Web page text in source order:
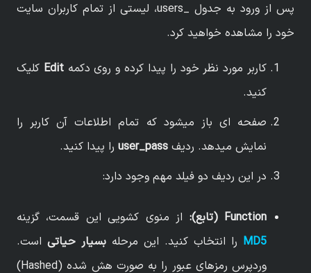
پس از ورود به جدول _users، لیستی از تمام کاربران سایت
خود را مشاهده خواهید کرد.
کاربر مورد نظر خود را پیدا کرده و روی دکمهEdit کلیک
کنید.
صفحه ای باز میشود که تمام اطلاعات آن کاربر را
نمایش میدهد. ردیف user_pass را پیدا کنید.
در این ردیف دو فیلد مهم وجود دارد:
Function (تابع): از منوی کشویی این قسمت، گزینه
MD5 را انتخاب کنید. این مرحله بسیار حیاتی است.
وردپرس رمزهای عبور را به صورت هش شده (Hashed)